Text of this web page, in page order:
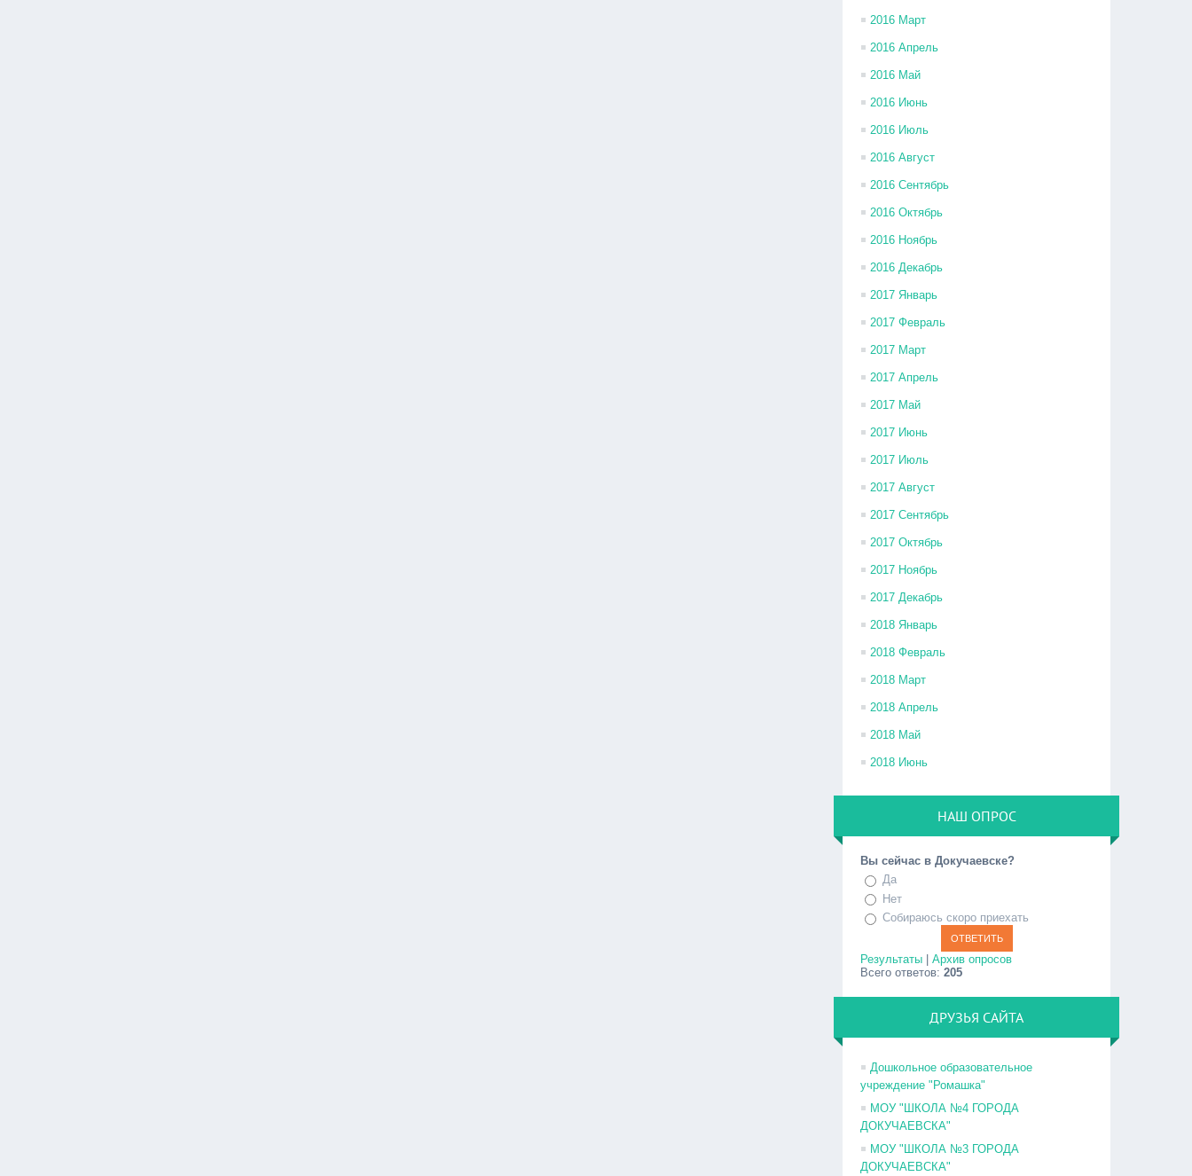
2016 Март
2016 Апрель
2016 Май
2016 Июнь
2016 Июль
2016 Август
2016 Сентябрь
2016 Октябрь
2016 Ноябрь
2016 Декабрь
2017 Январь
2017 Февраль
2017 Март
2017 Апрель
2017 Май
2017 Июнь
2017 Июль
2017 Август
2017 Сентябрь
2017 Октябрь
2017 Ноябрь
2017 Декабрь
2018 Январь
2018 Февраль
2018 Март
2018 Апрель
2018 Май
2018 Июнь
НАШ ОПРОС
Вы сейчас в Докучаевске?
Да
Нет
Собираюсь скоро приехать
Результаты |Архив опросов
Всего ответов:205
ДРУЗЬЯ САЙТА
Дошкольное образовательное
учреждение "Ромашка"
МОУ "ШКОЛА №4 ГОРОДА
ДОКУЧАЕВСКА"
МОУ "ШКОЛА №3 ГОРОДА
ДОКУЧАЕВСКА"